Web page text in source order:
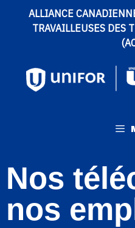
ALLIANCE
TRAVAILLEUSES DES
Nos
nos